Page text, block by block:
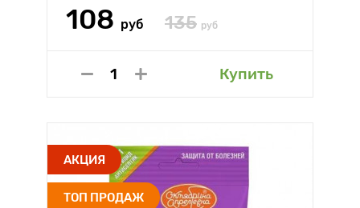
108 руб 135 руб
Купить
АКЦИЯ
ТОП ПРОДАЖ